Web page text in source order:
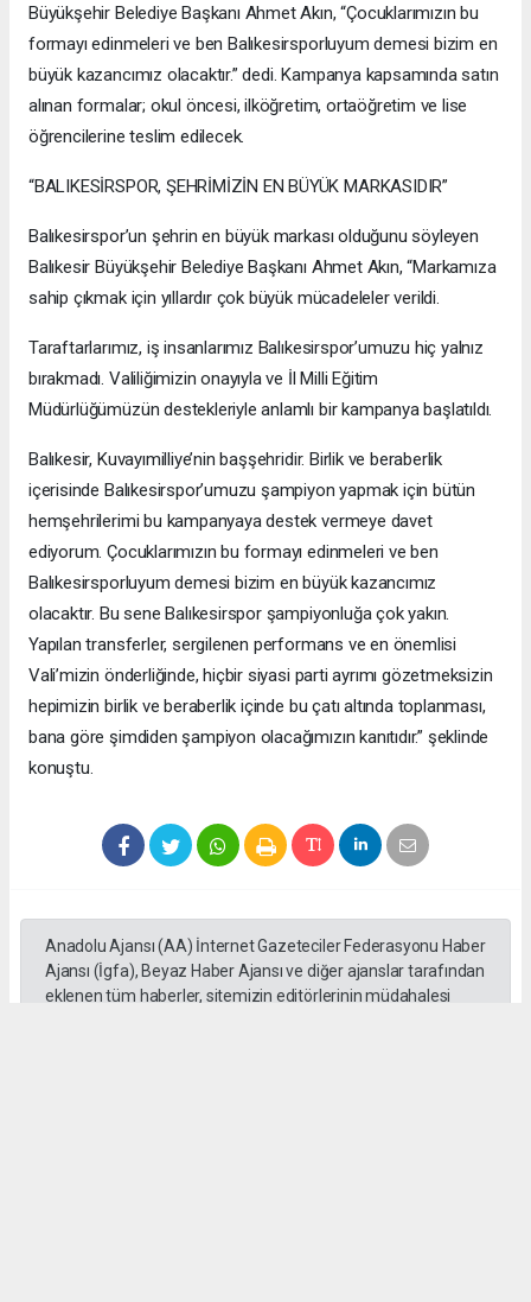
Büyükşehir Belediye Başkanı Ahmet Akın, “Çocuklarımızın bu
formayı edinmeleri ve ben Balıkesirsporluyum demesi bizim en
büyük kazancımız olacaktır.” dedi. Kampanya kapsamında satın
alınan formalar; okul öncesi, ilköğretim, ortaöğretim ve lise
öğrencilerine teslim edilecek.
“BALIKESİRSPOR, ŞEHRİMİZİN EN BÜYÜK MARKASIDIR”
Balıkesirspor’un şehrin en büyük markası olduğunu söyleyen
Balıkesir Büyükşehir Belediye Başkanı Ahmet Akın, “Markamıza
sahip çıkmak için yıllardır çok büyük mücadeleler verildi.
Taraftarlarımız, iş insanlarımız Balıkesirspor’umuzu hiç yalnız
bırakmadı. Valiliğimizin onayıyla ve İl Milli Eğitim
Müdürlüğümüzün destekleriyle anlamlı bir kampanya başlatıldı.
Balıkesir, Kuvayımilliye’nin başşehridir. Birlik ve beraberlik
içerisinde Balıkesirspor’umuzu şampiyon yapmak için bütün
hemşehrilerimi bu kampanyaya destek vermeye davet
ediyorum. Çocuklarımızın bu formayı edinmeleri ve ben
Balıkesirsporluyum demesi bizim en büyük kazancımız
olacaktır. Bu sene Balıkesirspor şampiyonluğa çok yakın.
Yapılan transferler, sergilenen performans ve en önemlisi
Vali’mizin önderliğinde, hiçbir siyasi parti ayrımı gözetmeksizin
hepimizin birlik ve beraberlik içinde bu çatı altında toplanması,
bana göre şimdiden şampiyon olacağımızın kanıtıdır.” şeklinde
konuştu.
Anadolu Ajansı (AA) İnternet Gazeteciler Federasyonu Haber
Ajansı (İgfa), Beyaz Haber Ajansı ve diğer ajanslar tarafından
eklenen tüm haberler, sitemizin editörlerinin müdahalesi